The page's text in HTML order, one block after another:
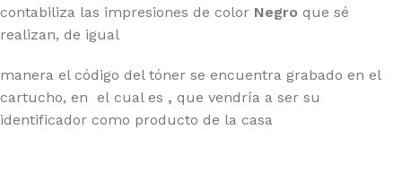
contabiliza las impresiones de color Negro que sé
realizan, de igual
manera el código del tóner se encuentra grabado en el
cartucho, en el cual es , que vendría a ser su
identificador como producto de la casa